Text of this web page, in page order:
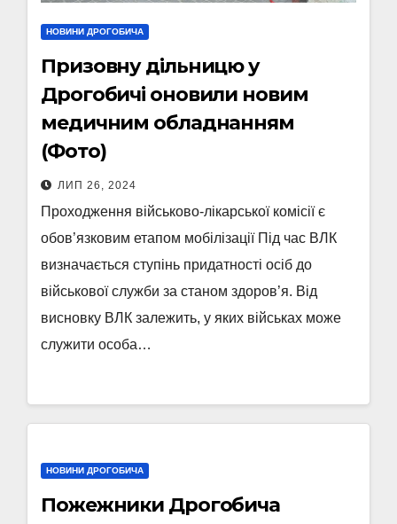
НОВИНИ ДРОГОБИЧА
Призовну дільницю у
Дрогобичі оновили новим
медичним обладнанням
(Фото)
ЛИП 26, 2024
Проходження військово-лікарської комісії є
обов’язковим етапом мобілізації Під час ВЛК
визначається ступінь придатності осіб до
військової служби за станом здоров’я. Від
висновку ВЛК залежить, у яких військах може
служити особа…
НОВИНИ ДРОГОБИЧА
Пожежники Дрогобича